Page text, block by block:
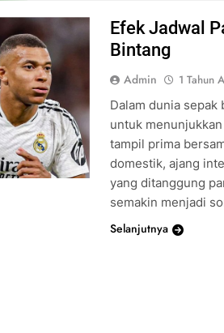
Efek Jadwal
Bintang
Admin 1 Tahun
Dalam dunia
untuk
tampil prima
domestik, ajang
yang ditanggung
semakin menjadi
Selanjutnya